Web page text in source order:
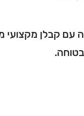
עם קבלן